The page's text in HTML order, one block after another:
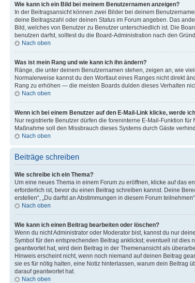
Wie kann ich ein Bild bei meinem Benutzernamen anzeigen?
In der Beitragsansicht können zwei Bilder bei deinem
deine Beitragszahl oder deinen Status im Forum angeben. Das
Bild, welches von Benutzer zu Benutzer unterschiedlich ist. Die
benutzen darfst, solltest du die Board-Administration nach den
Nach oben
Was ist mein Rang und wie kann ich ihn ändern?
Ränge, die unter deinem Benutzernamen stehen, zeigen an, wie
Normalerweise kannst du den Wortlaut eines Ranges nicht direkt
Rang zu erhöhen — die meisten Boards dulden dieses Verhalten
Nach oben
Wenn ich bei einem Benutzer auf den E-Mail-Link klicke, werde
Nur registrierte Benutzer dürfen die foreninterne E-Mail-Funktion
Maßnahme soll den Missbrauch dieses Systems durch Gäste
Nach oben
Beiträge schreiben
Wie schreibe ich ein Thema?
Um eine neues Thema in einem Forum zu eröffnen, klicke auf das
erforderlich ist, bevor du einen Beitrag schreiben kannst. Deine
erstellen“, „Du darfst an Abstimmungen in diesem Forum teilnehmen“
Nach oben
Wie kann ich einen Beitrag bearbeiten oder löschen?
Wenn du nicht Administrator oder Moderator bist, kannst du nur
Symbol für den entsprechenden Beitrag anklickst; eventuell ist
geantwortet hat, wird dein Beitrag in der Themenansicht als
Hinweis erscheint nicht, wenn noch niemand auf deinen Beitrag
sie es für nötig halten, eine Notiz hinterlassen, warum dein Beitrag
darauf geantwortet hat.
Nach oben